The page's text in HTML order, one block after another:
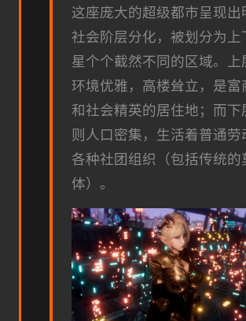
这座庞大的超级都市呈现出
社会阶层分化，被划分为上
星个个截然不同的区域。上
环境优雅，高楼耸立，是富
和社会精英的居住地；而下
则人口密集，生活着普通劳
各种社团组织（包括传统的
体）。